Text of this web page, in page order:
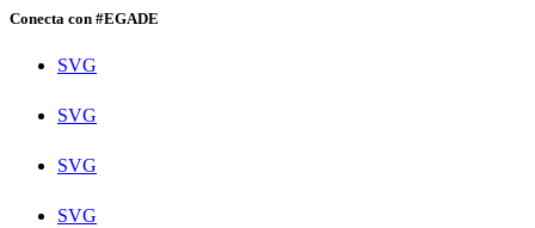
Conecta con #EGADE
SVG
SVG
SVG
SVG